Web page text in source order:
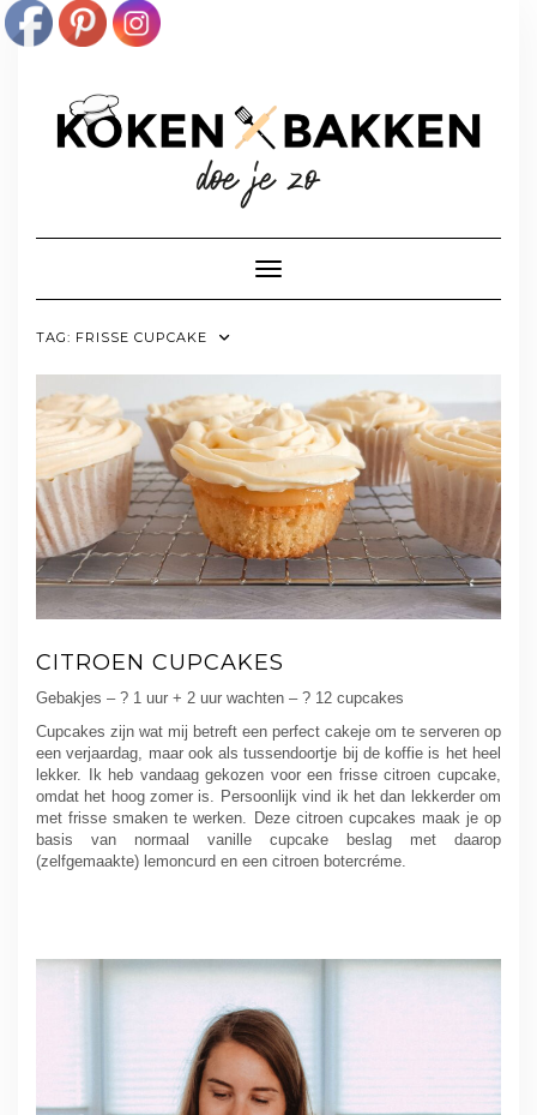
Toggle navigatie
TAG: FRISSE CUPCAKE
CITROEN CUPCAKES
Gebakjes – ? 1 uur + 2 uur wachten – ? 12 cupcakes
Cupcakes zijn wat mij betreft een perfect cakeje om te serveren op
een verjaardag, maar ook als tussendoortje bij de koffie is het heel
lekker. Ik heb vandaag gekozen voor een frisse citroen cupcake,
omdat het hoog zomer is. Persoonlijk vind ik het dan lekkerder om
met frisse smaken te werken. Deze citroen cupcakes maak je op
basis van normaal vanille cupcake beslag met daarop
(zelfgemaakte) lemoncurd en een citroen botercréme.